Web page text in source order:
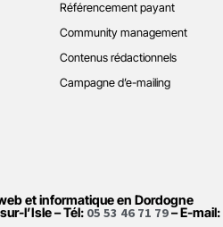
Référencement payant
Community management
Contenus rédactionnels
Campagne d’e-mailing
et informatique en Dordogne
l’Isle – Tél: 05 53 46 71 79– E-mail: